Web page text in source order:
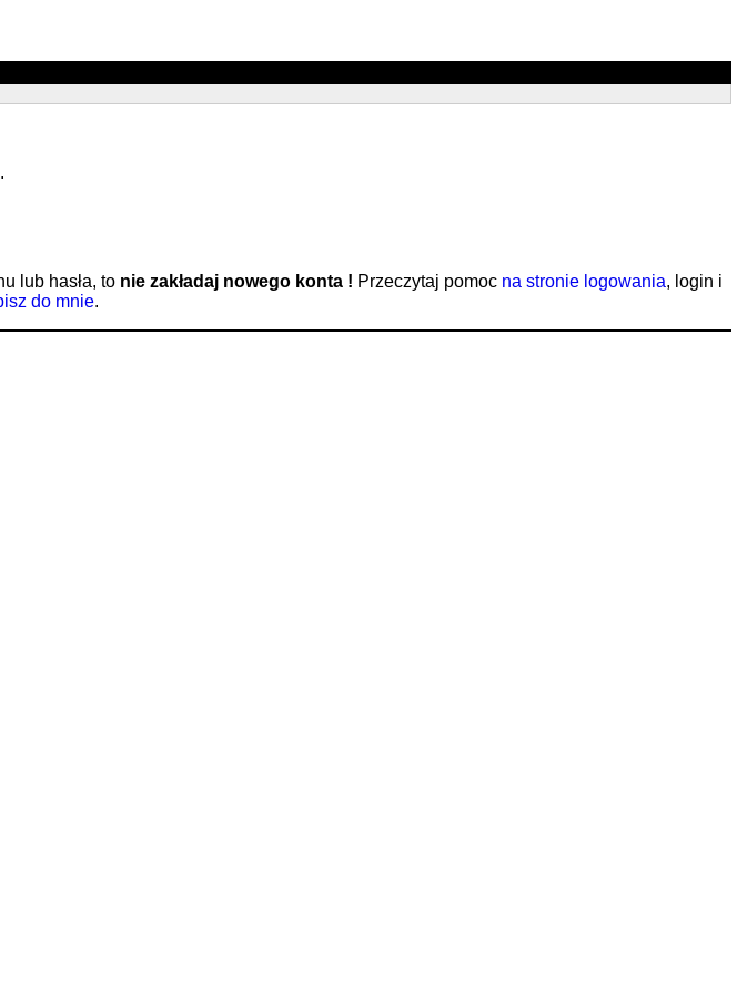
lub hasła, to nie zakładaj nowego konta ! Przeczytaj pomoc na stronie logowania, login i
do mnie.